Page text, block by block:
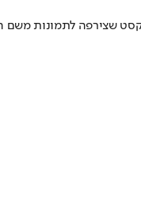
שצירפה לתמונות משם